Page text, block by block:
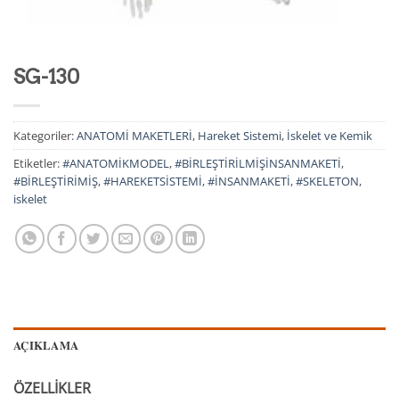
SG-130
Kategoriler:ANATOMİ MAKETLERİ, Hareket Sistemi, İskelet ve Kemik
Etiketler:#ANATOMİKMODEL,#BİRLEŞTİRİLMİŞİNSANMAKETİ,
#BİRLEŞTİRİMİŞ,#HAREKETSİSTEMİ,#İNSANMAKETİ,#SKELETON,
iskelet
AÇIKLAMA
ÖZELLİKLER